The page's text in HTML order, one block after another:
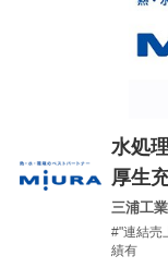
水処
厚生
三浦工
#"連結売
績有